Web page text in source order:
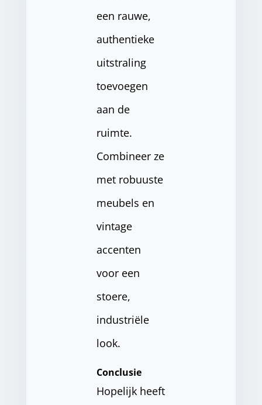
een rauwe,
authentieke
uitstraling
toevoegen
aan de
ruimte.
Combineer ze
met robuuste
meubels en
vintage
accenten
voor een
stoere,
industriële
look.
Conclusie
Hopelijk heeft